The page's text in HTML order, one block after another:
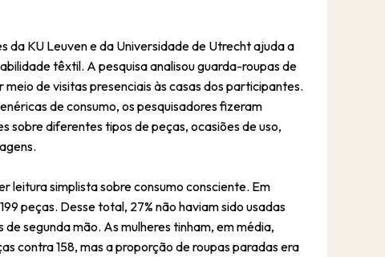
da KU Leuven e da Universidade de Utrecht ajuda a
têxtil. A pesquisa analisou guarda-roupas de
de visitas presenciais às casas dos participantes.
de consumo, os pesquisadores fizeram
sobre diferentes tipos de peças, ocasiões de uso,
leitura simplista sobre consumo consciente. Em
peças. Desse total, 27% não haviam sido usadas
segunda mão. As mulheres tinham, em média,
contra 158, mas a proporção de roupas paradas era